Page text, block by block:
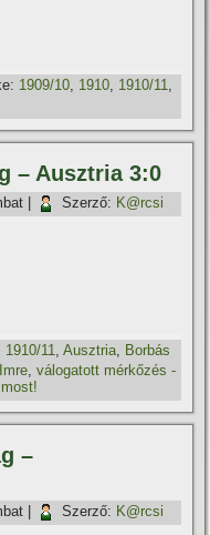
1909/10, 1910, 1910/11,
– Ausztria 3:0
Szerző: K@rcsi
1910/11,Ausztria, Borbás
,válogatott mérkőzés -
–
Szerző: K@rcsi